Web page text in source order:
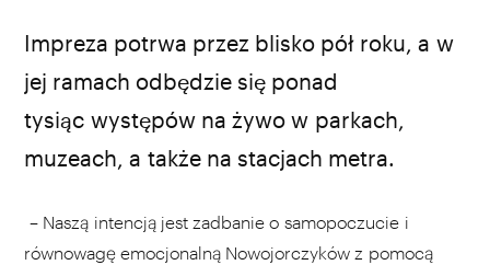
Impreza potrwa przez blisko pół roku, a w
jej ramach odbędzie się ponad
tysiąc występów na żywo w parkach,
muzeach, a także na stacjach metra.
– Naszą intencją jest zadbanie o samopoczucie i
równowagę emocjonalną Nowojorczyków z pomocą